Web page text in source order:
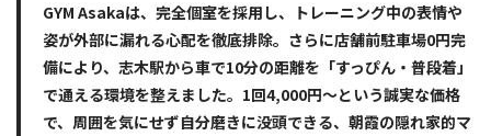
GYM Asakaは、完全個室を採用し、トレーニング中の表情や
姿が外部に漏れる心配を徹底排除。さらに店舗前駐車場0円完
備により、志木駅から車で10分の距離を「すっぴん・普段着」
で通える環境を整えました。1回4,000円〜という誠実な価格
で、周囲を気にせず自分磨きに没頭できる、朝霞の隠れ家的マ